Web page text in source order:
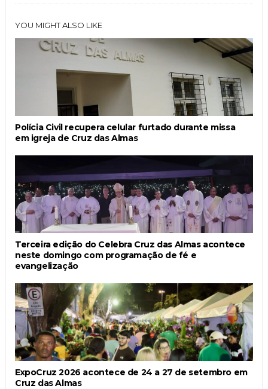
YOU MIGHT ALSO LIKE
Polícia Civil recupera celular furtado durante missa
em igreja de Cruz das Almas
Terceira edição do Celebra Cruz das Almas acontece
neste domingo com programação de fé e
evangelização
ExpoCruz 2026 acontece de 24 a 27 de setembro em
Cruz das Almas